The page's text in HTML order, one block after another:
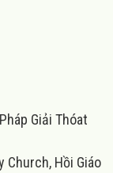
Giải Thóat
Church, Hồi Giáo